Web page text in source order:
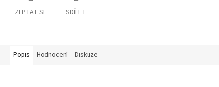
ZEPTAT SE SDÍLET
Popis Hodnocení Diskuze